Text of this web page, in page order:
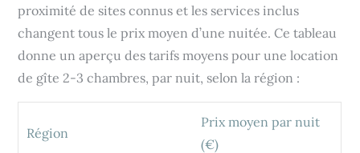
proximité de sites connus et les services inclus
changent tous le prix moyen d’une nuitée. Ce tableau
donne un aperçu des tarifs moyens pour une location
de gîte 2-3 chambres, par nuit, selon la région :
Région
Prix moyen par nuit
(€)